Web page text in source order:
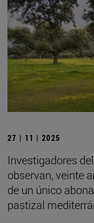
27 | 11 | 2025
Investigadores
observan, veinte
de un único
pastizal